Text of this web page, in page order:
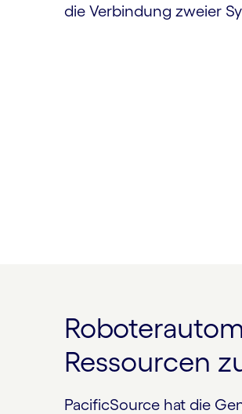
die Verbindung zweier
Ressourcen
PacificSource hat die